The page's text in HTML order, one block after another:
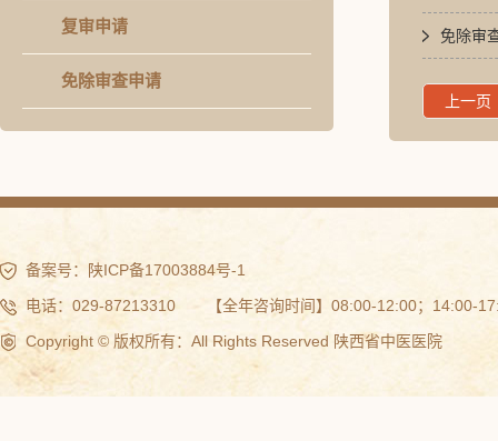
复审申请
免除审查申请
免除审
上一页
备案号：
陕ICP备17003884号-1
电话：029-87213310 【全年咨询时间】08:00-12:00；14:00-
Copyright © 版权所有：All Rights Reserved 陕西省中医医院